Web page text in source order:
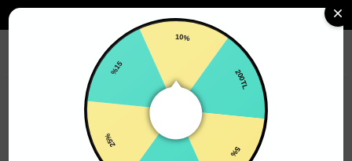
Kadın Ayakkabı
10%
200TL
5%
25%
%15